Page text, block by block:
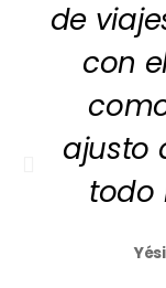
de
con
ajusto
todo